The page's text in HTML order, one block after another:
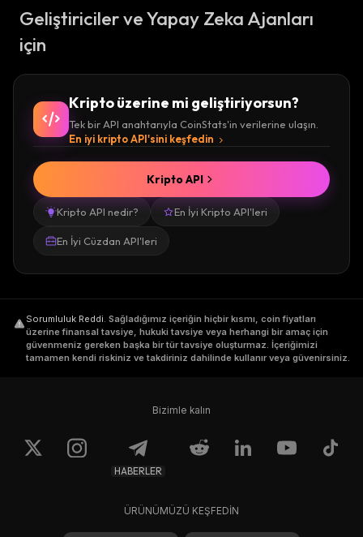
Geliştiriciler ve Yapay Zeka Ajanları
için
Kripto üzerine mi geliştiriyorsun?
Tek bir API anahtarıyla CoinStats'in verilerine ulaşın.
En iyi kripto API'sini keşfedin
Kripto API nedir? En İyi Kripto API'leri
En İyi Cüzdan API'leri
Kripto API
Sorumluluk Reddi. Sağladığımız içeriğin hiçbir kısmı, coin fiyatları
üzerine finansal tavsiye, hukuki tavsiye veya herhangi bir amaç için
güvenmeniz gereken başka bir tür tavsiye oluşturmaz. İçeriğimizi
tamamen kendi riskiniz ve takdiriniz dahilinde kullanır veya güvenirsiniz.
Bizimle kalın
HABERLER
ÜRÜNÜMÜZÜ KEŞFEDİN